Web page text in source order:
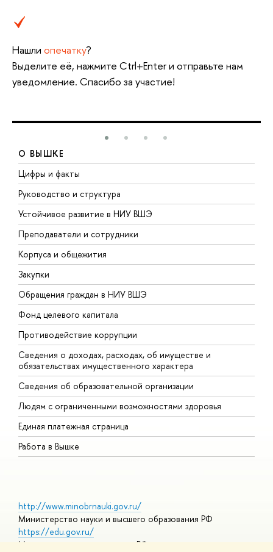
Нашли опечатку?
Выделите её, нажмите Ctrl+Enter и отправьте нам
уведомление. Спасибо за участие!
О ВЫШКЕ
Цифры и факты
Руководство и структура
Устойчивое развитие в НИУ ВШЭ
Преподаватели и сотрудники
Корпуса и общежития
Закупки
Обращения граждан в НИУ ВШЭ
Фонд целевого капитала
Противодействие коррупции
Сведения о доходах, расходах, об имуществе и
обязательствах имущественного характера
Сведения об образовательной организации
Людям с ограниченными возможностями здоровья
Единая платежная страница
Работа в Вышке
http://www.minobrnauki.gov.ru/
Министерство науки и высшего образования РФ
https://edu.gov.ru/
Министерство просвещения РФ